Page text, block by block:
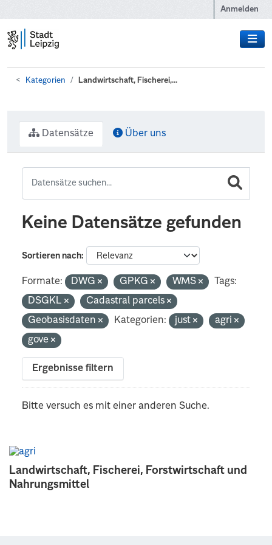
Anmelden
Kategorien Landwirtschaft, Fischerei,...
Landwirtschaft, Fischerei, Forstwirtschaft und
Nahrungsmittel
Datensätze Über uns
Keine Datensätze gefunden
Sortieren nach
Formate: DWG GPKG WMS
Tags:
DSGKL
Cadastral parcels
Geobasisdaten
Kategorien: just
agri
gove
Ergebnisse filtern
Bitte versuch es mit einer anderen Suche.